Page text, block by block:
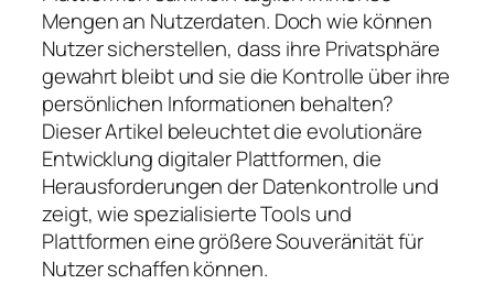
Mengen an Nutzerdaten. Doch wie können
Nutzer sicherstellen, dass ihre Privatsphäre
gewahrt bleibt und sie die Kontrolle über ihre
persönlichen Informationen behalten?
Dieser Artikel beleuchtet die evolutionäre
Entwicklung digitaler Plattformen, die
Herausforderungen der Datenkontrolle und
zeigt, wie spezialisierte Tools und
Plattformen eine größere Souveränität für
Nutzer schaffen können.